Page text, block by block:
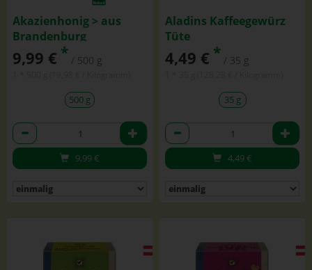
Akazienhonig > aus
Brandenburg
9,99 € * / 500 g
500 g
Anzahl
9,99€
Aladins Kaffeegewürz
Tüte
4,49 € * / 35 g
35 g
Anzahl
4,49€